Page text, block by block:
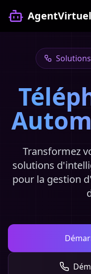
Transformez
solutions
pour la gestion